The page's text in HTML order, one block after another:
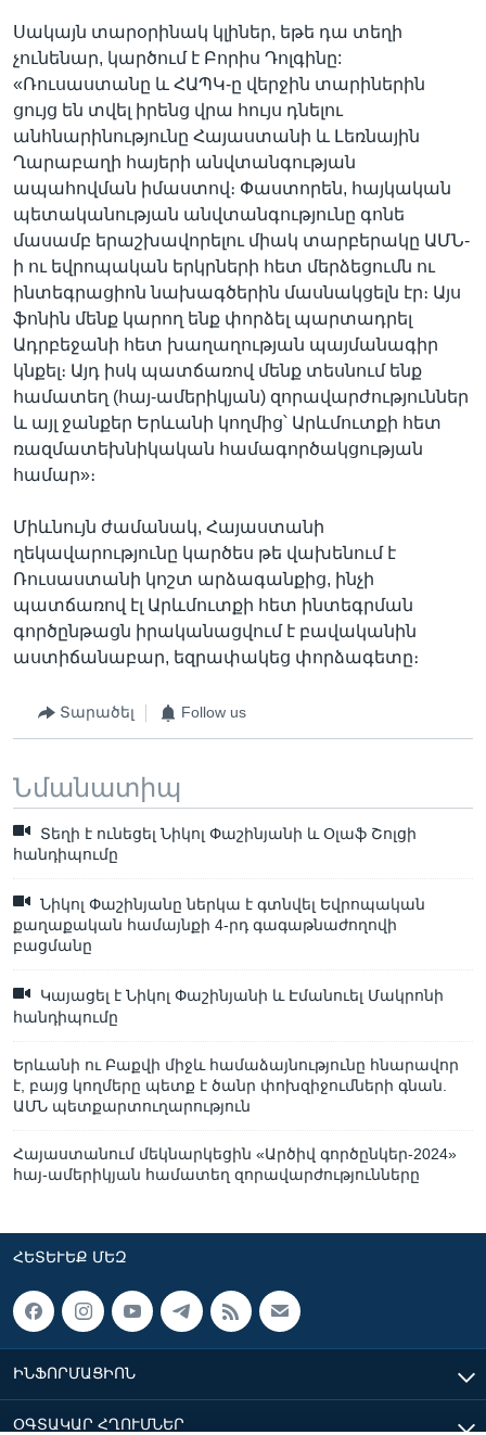
Սակայն տարօրինակ կլիներ, եթե դա տեղի
չունենար, կարծում է Բորիս Դոլգինը:
«Ռուսաստանը և ՀԱՊԿ-ը վերջին տարիներին
ցույց են տվել իրենց վրա հույս դնելու
անհնարինությունը Հայաստանի և Լեռնային
Ղարաբաղի հայերի անվտանգության
ապահովման իմաստով։ Փաստորեն, հայկական
պետականության անվտանգությունը գոնե
մասամբ երաշխավորելու միակ տարբերակը ԱՄՆ-
ի ու եվրոպական երկրների հետ մերձեցումն ու
ինտեգրացիոն նախագծերին մասնակցելն էր։ Այս
ֆոնին մենք կարող ենք փորձել պարտադրել
Ադրբեջանի հետ խաղաղության պայմանագիր
կնքել։ Այդ իսկ պատճառով մենք տեսնում ենք
համատեղ (հայ-ամերիկյան) զորավարժություններ
և այլ ջանքեր Երևանի կողմից՝ Արևմուտքի հետ
ռազմատեխնիկական համագործակցության
համար»։
Միևնույն ժամանակ, Հայաստանի
ղեկավարությունը կարծես թե վախենում է
Ռուսաստանի կոշտ արձագանքից, ինչի
պատճառով էլ Արևմուտքի հետ ինտեգրման
գործընթացն իրականացվում է բավականին
աստիճանաբար, եզրափակեց փորձագետը։
Տարածել Follow us
Նմանատիպ
Տեղի է ունեցել Նիկոլ Փաշինյանի և Օլաֆ Շոլցի
հանդիպումը
Նիկոլ Փաշինյանը ներկա է գտնվել Եվրոպական
քաղաքական համայնքի 4-րդ գագաթնաժողովի
բացմանը
Կայացել է Նիկոլ Փաշինյանի և Էմանուել Մակրոնի
հանդիպումը
Երևանի ու Բաքվի միջև համաձայնությունը հնարավոր
է, բայց կողմերը պետք է ծանր փոխզիջումների գնան.
ԱՄՆ պետքարտուղարություն
Հայաստանում մեկնարկեցին «Արծիվ գործընկեր-2024»
հայ-ամերիկյան համատեղ զորավարժությունները
ՀԵՏԵՒԵՔ ՄԵԶ
ԻՆՖՈՐՄԱՑԻՈՆ
ՕԳՏԱԿԱՐ ՀՂՈՒՄՆԵՐ